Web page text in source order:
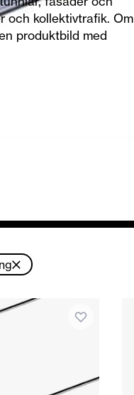
och kollektivtrafik. Om
produktbild med